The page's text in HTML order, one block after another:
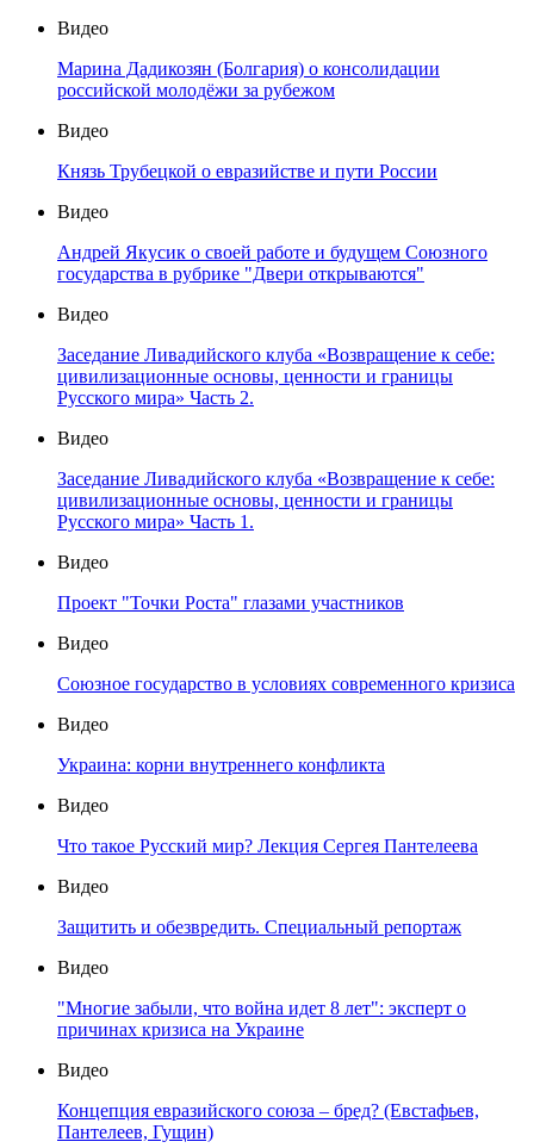
Видео
Марина Дадикозян (Болгария) о консолидации
российской молодёжи за рубежом
Видео
Князь Трубецкой о евразийстве и пути России
Видео
Андрей Якусик о своей работе и будущем Союзного
государства в рубрике "Двери открываются"
Видео
Заседание Ливадийского клуба «Возвращение к себе:
цивилизационные основы, ценности и границы
Русского мира» Часть 2.
Видео
Заседание Ливадийского клуба «Возвращение к себе:
цивилизационные основы, ценности и границы
Русского мира» Часть 1.
Видео
Проект "Точки Роста" глазами участников
Видео
Союзное государство в условиях современного кризиса
Видео
Украина: корни внутреннего конфликта
Видео
Что такое Русский мир? Лекция Сергея Пантелеева
Видео
Защитить и обезвредить. Специальный репортаж
Видео
"Многие забыли, что война идет 8 лет": эксперт о
причинах кризиса на Украине
Видео
Концепция евразийского союза – бред? (Евстафьев,
Пантелеев, Гущин)